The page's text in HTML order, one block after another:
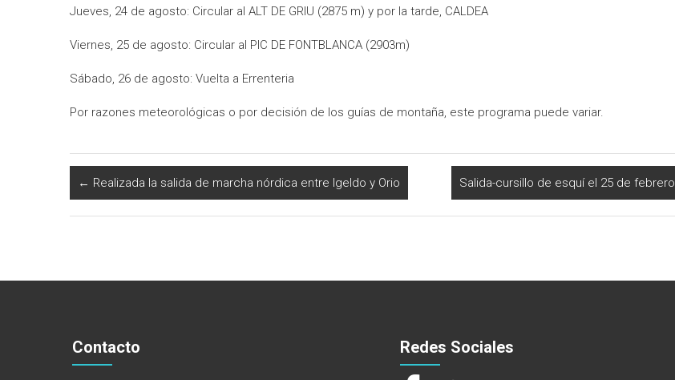
Jueves, 24 de agosto: Circular al ALT DE GRIU (2875 m) y por la tarde, CALDEA
Viernes, 25 de agosto: Circular al PIC DE FONTBLANCA (2903m)
Sábado, 26 de agosto: Vuelta a Errenteria
Por razones meteorológicas o por decisión de los guías de montaña, este programa puede variar.
← Realizada la salida de marcha nórdica entre Igeldo y Orio Salida-cursillo de esquí el 25 de febrero
Contacto Redes Sociales